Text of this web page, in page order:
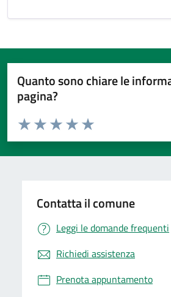
Quanto sono chiare le
pagina?
Valuta da 1 a 5 stelle la pagina
Valuta 5 stelle su 5
Valuta 4 stelle su 5
Valuta 3 stelle su 5
Valuta 2 stelle su 5
Valuta 1 stelle su 5
Contatta il comune
Leggi le domande frequenti
Richiedi assistenza
Prenota appuntamento